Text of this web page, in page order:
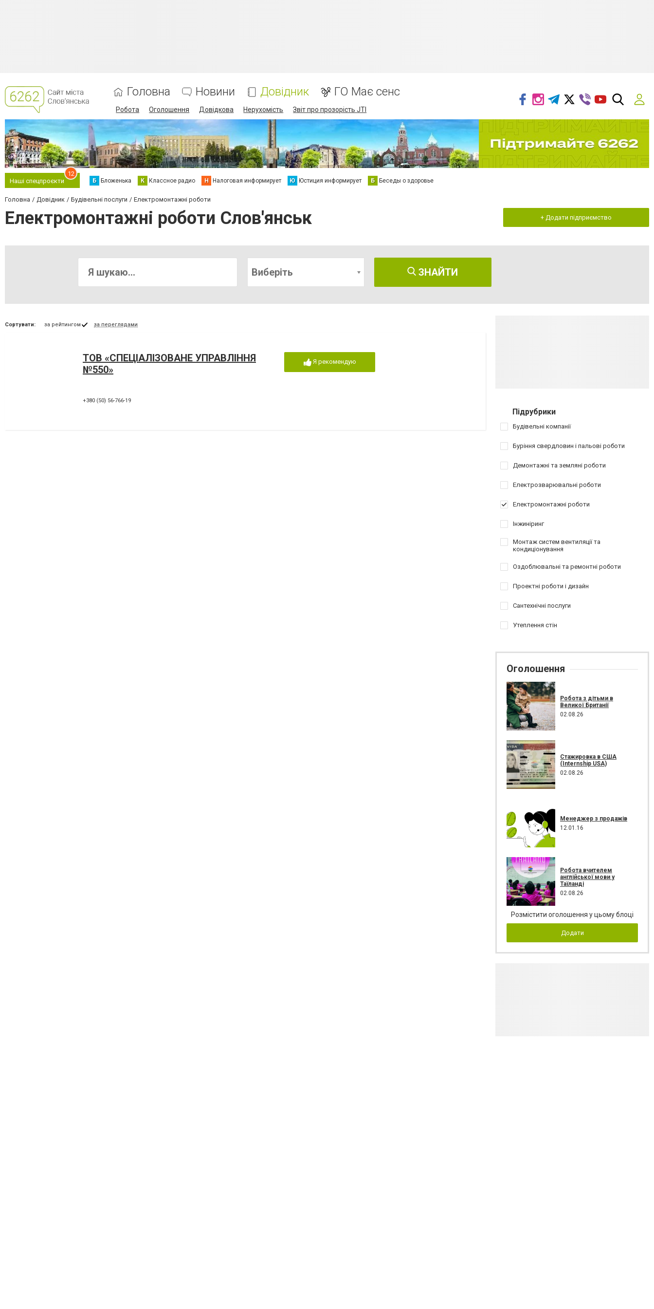
Головна Новини Довідник ГО Має сенс
Робота Оголошення Довідкова Нерухомість Звіт про прозорість JTI
Наші спецпроєкти
12
Б Бложенька К Классное радио Н Налоговая информирует Ю Юстиция информирует Б Беседы о здоровье
Головна Довідник Будівельні послуги Електромонтажні роботи
Електромонтажні роботи Слов'янськ + Додати підприємство
Виберіть ЗНАЙТИ
Сортувати: за рейтингом за переглядами
ТОВ «СПЕЦІАЛІЗОВАНЕ УПРАВЛІННЯ
№550»
+380 (50) 56-766-19
Я рекомендую
Підрубрики
Будівельні компанії
Буріння свердловин і пальові роботи
Демонтажні та земляні роботи
Електрозварювальні роботи
Електромонтажні роботи
Інжиніринг
Монтаж систем вентиляції та
кондиціонування
Оздоблювальні та ремонтні роботи
Проектні роботи і дизайн
Сантехнічні послуги
Утеплення стін
Оголошення
Робота з дітьми в
Великої Британії
02.08.26
Стажировка в США
(Internship USA)
02.08.26
Менеджер з продажів
12.01.16
Робота вчителем
англійської мови у
Таїланді
02.08.26
Розмістити оголошення у цьому блоці
Додати